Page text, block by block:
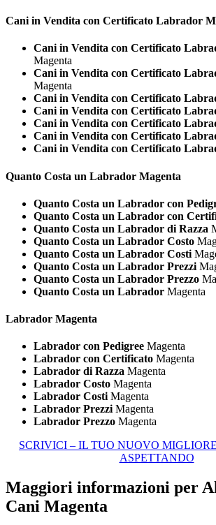
Cani in Vendita con Certificato Labrador
Cani in Vendita con Certificato
Magenta
Cani in Vendita con Certificato
Magenta
Cani in Vendita con Certificato
Cani in Vendita con Certificato
Cani in Vendita con Certificato
Cani in Vendita con Certificato
Cani in Vendita con Certificato
Quanto Costa un Labrador Magenta
Quanto Costa un Labrador con
Quanto Costa un Labrador con
Quanto Costa un Labrador di Razza
Quanto Costa un Labrador Costo
Quanto Costa un Labrador Costi
Quanto Costa un Labrador Prezzi
Quanto Costa un Labrador Prezzo
Quanto Costa un Labrador Magenta
Labrador Magenta
Labrador con Pedigree Magenta
Labrador con Certificato Magenta
Labrador di Razza Magenta
Labrador Costo Magenta
Labrador Costi Magenta
Labrador Prezzi Magenta
Labrador Prezzo Magenta
SCRIVICI – IL TUO NUOVO
ASPETTANDO
Maggiori informazioni per
Cani Magenta